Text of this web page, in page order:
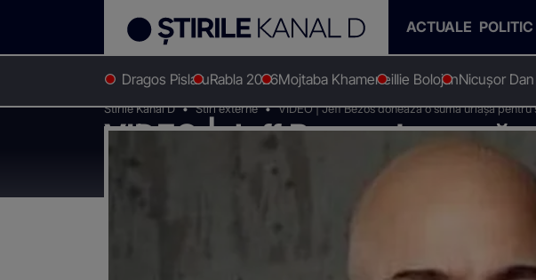
ACTUALE POLITIC
Dragos PislaruRabla 2026Mojtaba KhameneiIlie BolojanNicușor Dan
Stirile Kanal D Stiri externe VIDEO | Jeff Bezos donează o sumă uriașă
VIDEO | Jeff Bezos donează
Pământului